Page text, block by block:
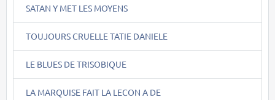
SATAN Y MET LES MOYENS
TOUJOURS CRUELLE TATIE DANIELE
LE BLUES DE TRISOBIQUE
LA MARQUISE FAIT LA LECON A DE